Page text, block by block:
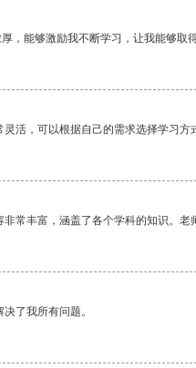
，能够激励我不断学习，让我能够取
活，可以根据自己的需求选择学习方
常丰富，涵盖了各个学科的知识。老
了我所有问题。